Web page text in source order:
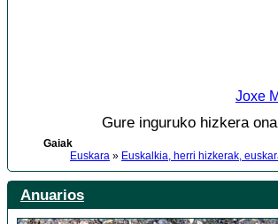
Joxe
Gure inguruko hizkera
Gaiak
Euskara » Euskalkia, herri hizkerak,
Anuarios